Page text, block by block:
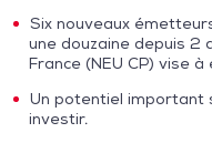
Six nouveaux
une douzaine depuis 2
France (NEU CP) vise
Un potentiel important
investir.